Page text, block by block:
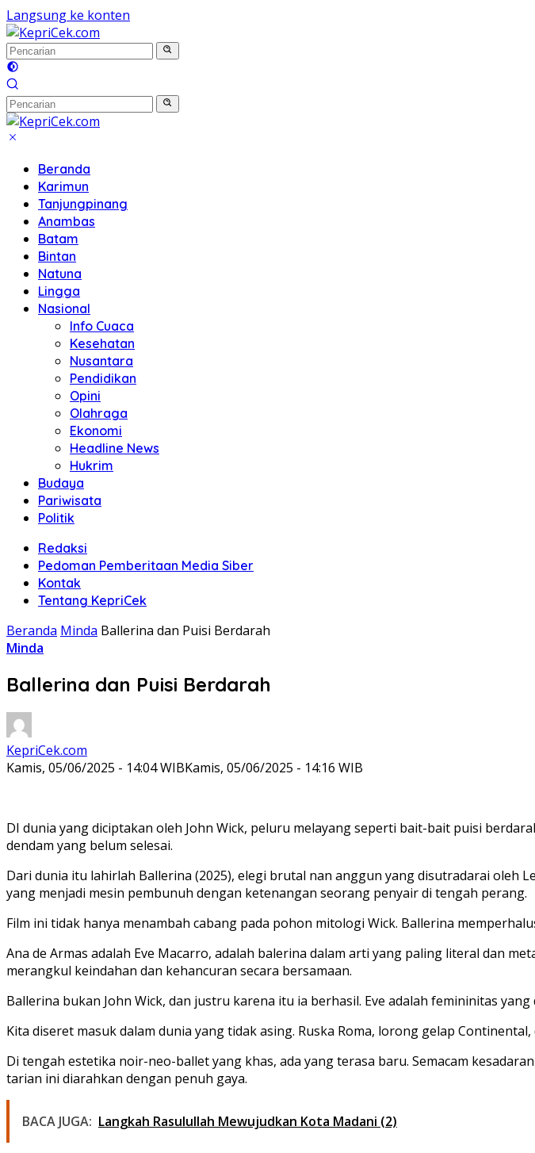
Langsung ke konten
Beranda
Karimun
Tanjungpinang
Anambas
Batam
Bintan
Natuna
Lingga
Nasional
Info Cuaca
Kesehatan
Nusantara
Pendidikan
Opini
Olahraga
Ekonomi
Headline News
Hukrim
Budaya
Pariwisata
Politik
Redaksi
Pedoman Pemberitaan Media Siber
Kontak
Tentang KepriCek
Beranda Minda Ballerina dan Puisi Berdarah
Minda
Ballerina dan Puisi Berdarah
KepriCek.com
Kamis, 05/06/2025 - 14:04 WIBKamis, 05/06/2025 - 14:16 WIB
DI dunia yang diciptakan oleh John Wick, peluru melayang seperti bait-bait puisi
dendam yang belum selesai.
Dari dunia itu lahirlah Ballerina (2025), elegi brutal nan anggun yang disutradarai oleh
yang menjadi mesin pembunuh dengan ketenangan seorang penyair di tengah perang.
Film ini tidak hanya menambah cabang pada pohon mitologi Wick. Ballerina
Ana de Armas adalah Eve Macarro, adalah balerina dalam arti yang paling literal dan
merangkul keindahan dan kehancuran secara bersamaan.
Ballerina bukan John Wick, dan justru karena itu ia berhasil. Eve adalah femininitas
Kita diseret masuk dalam dunia yang tidak asing. Ruska Roma, lorong gelap
Di tengah estetika noir-neo-ballet yang khas, ada yang terasa baru. Semacam
tarian ini diarahkan dengan penuh gaya.
BACA JUGA: Langkah Rasulullah Mewujudkan Kota Madani (2)